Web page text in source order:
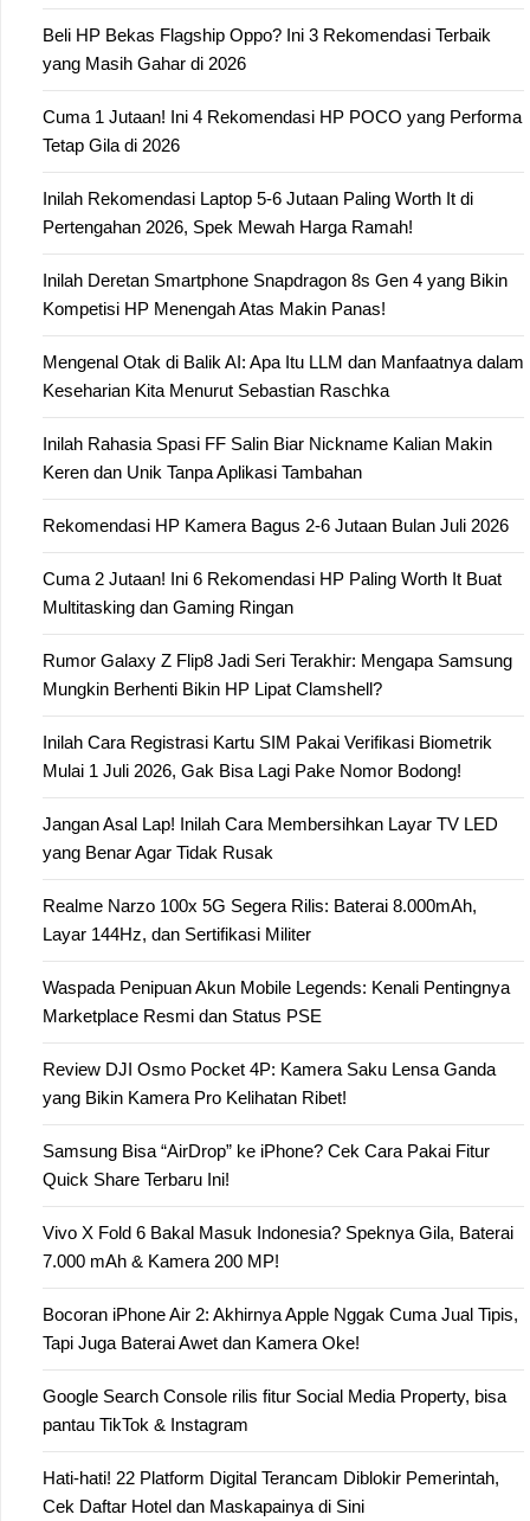
Beli HP Bekas Flagship Oppo? Ini 3 Rekomendasi Terbaik
yang Masih Gahar di 2026
Cuma 1 Jutaan! Ini 4 Rekomendasi HP POCO yang Performa
Tetap Gila di 2026
Inilah Rekomendasi Laptop 5-6 Jutaan Paling Worth It di
Pertengahan 2026, Spek Mewah Harga Ramah!
Inilah Deretan Smartphone Snapdragon 8s Gen 4 yang Bikin
Kompetisi HP Menengah Atas Makin Panas!
Mengenal Otak di Balik AI: Apa Itu LLM dan Manfaatnya dalam
Keseharian Kita Menurut Sebastian Raschka
Inilah Rahasia Spasi FF Salin Biar Nickname Kalian Makin
Keren dan Unik Tanpa Aplikasi Tambahan
Rekomendasi HP Kamera Bagus 2-6 Jutaan Bulan Juli 2026
Cuma 2 Jutaan! Ini 6 Rekomendasi HP Paling Worth It Buat
Multitasking dan Gaming Ringan
Rumor Galaxy Z Flip8 Jadi Seri Terakhir: Mengapa Samsung
Mungkin Berhenti Bikin HP Lipat Clamshell?
Inilah Cara Registrasi Kartu SIM Pakai Verifikasi Biometrik
Mulai 1 Juli 2026, Gak Bisa Lagi Pake Nomor Bodong!
Jangan Asal Lap! Inilah Cara Membersihkan Layar TV LED
yang Benar Agar Tidak Rusak
Realme Narzo 100x 5G Segera Rilis: Baterai 8.000mAh,
Layar 144Hz, dan Sertifikasi Militer
Waspada Penipuan Akun Mobile Legends: Kenali Pentingnya
Marketplace Resmi dan Status PSE
Review DJI Osmo Pocket 4P: Kamera Saku Lensa Ganda
yang Bikin Kamera Pro Kelihatan Ribet!
Samsung Bisa “AirDrop” ke iPhone? Cek Cara Pakai Fitur
Quick Share Terbaru Ini!
Vivo X Fold 6 Bakal Masuk Indonesia? Speknya Gila, Baterai
7.000 mAh & Kamera 200 MP!
Bocoran iPhone Air 2: Akhirnya Apple Nggak Cuma Jual Tipis,
Tapi Juga Baterai Awet dan Kamera Oke!
Google Search Console rilis fitur Social Media Property, bisa
pantau TikTok & Instagram
Hati-hati! 22 Platform Digital Terancam Diblokir Pemerintah,
Cek Daftar Hotel dan Maskapainya di Sini